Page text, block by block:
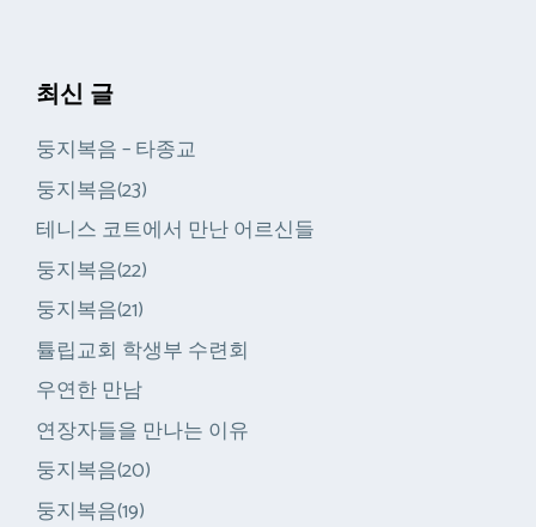
최신 글
둥지복음 – 타종교
둥지복음(23)
테니스 코트에서 만난 어르신들
둥지복음(22)
둥지복음(21)
튤립교회 학생부 수련회
우연한 만남
연장자들을 만나는 이유
둥지복음(20)
둥지복음(19)